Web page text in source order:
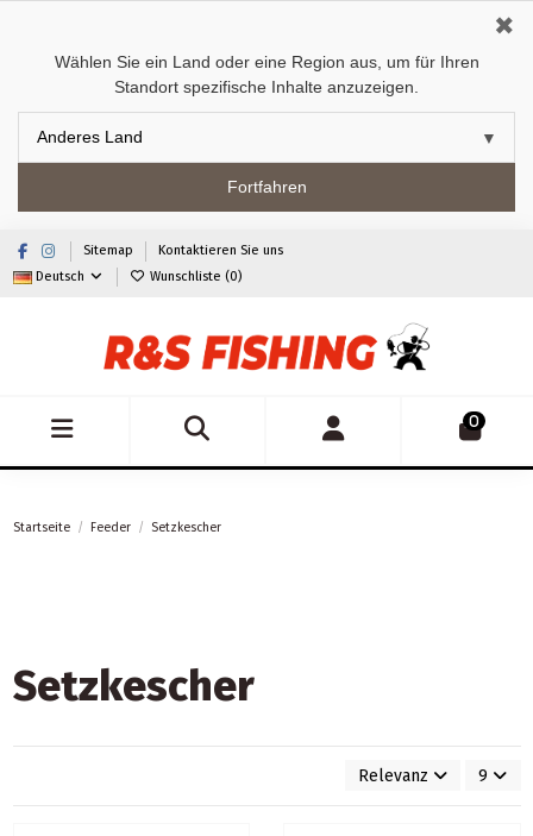
Wählen Sie ein Land oder eine Region aus, um für Ihren
Standort spezifische Inhalte anzuzeigen.
Fortfahren
✖
Sitemap
Kontaktieren Sie uns
Deutsch
Wunschliste (0)
0
Startseite Feeder Setzkescher
Setzkescher
Relevanz 9